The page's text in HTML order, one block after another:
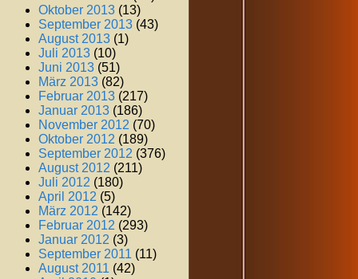
Oktober 2013 (13)
September 2013 (43)
August 2013 (1)
Juli 2013 (10)
Juni 2013 (51)
März 2013 (82)
Februar 2013 (217)
Januar 2013 (186)
November 2012 (70)
Oktober 2012 (189)
September 2012 (376)
August 2012 (211)
Juli 2012 (180)
April 2012 (5)
März 2012 (142)
Februar 2012 (293)
Januar 2012 (3)
September 2011 (11)
August 2011 (42)